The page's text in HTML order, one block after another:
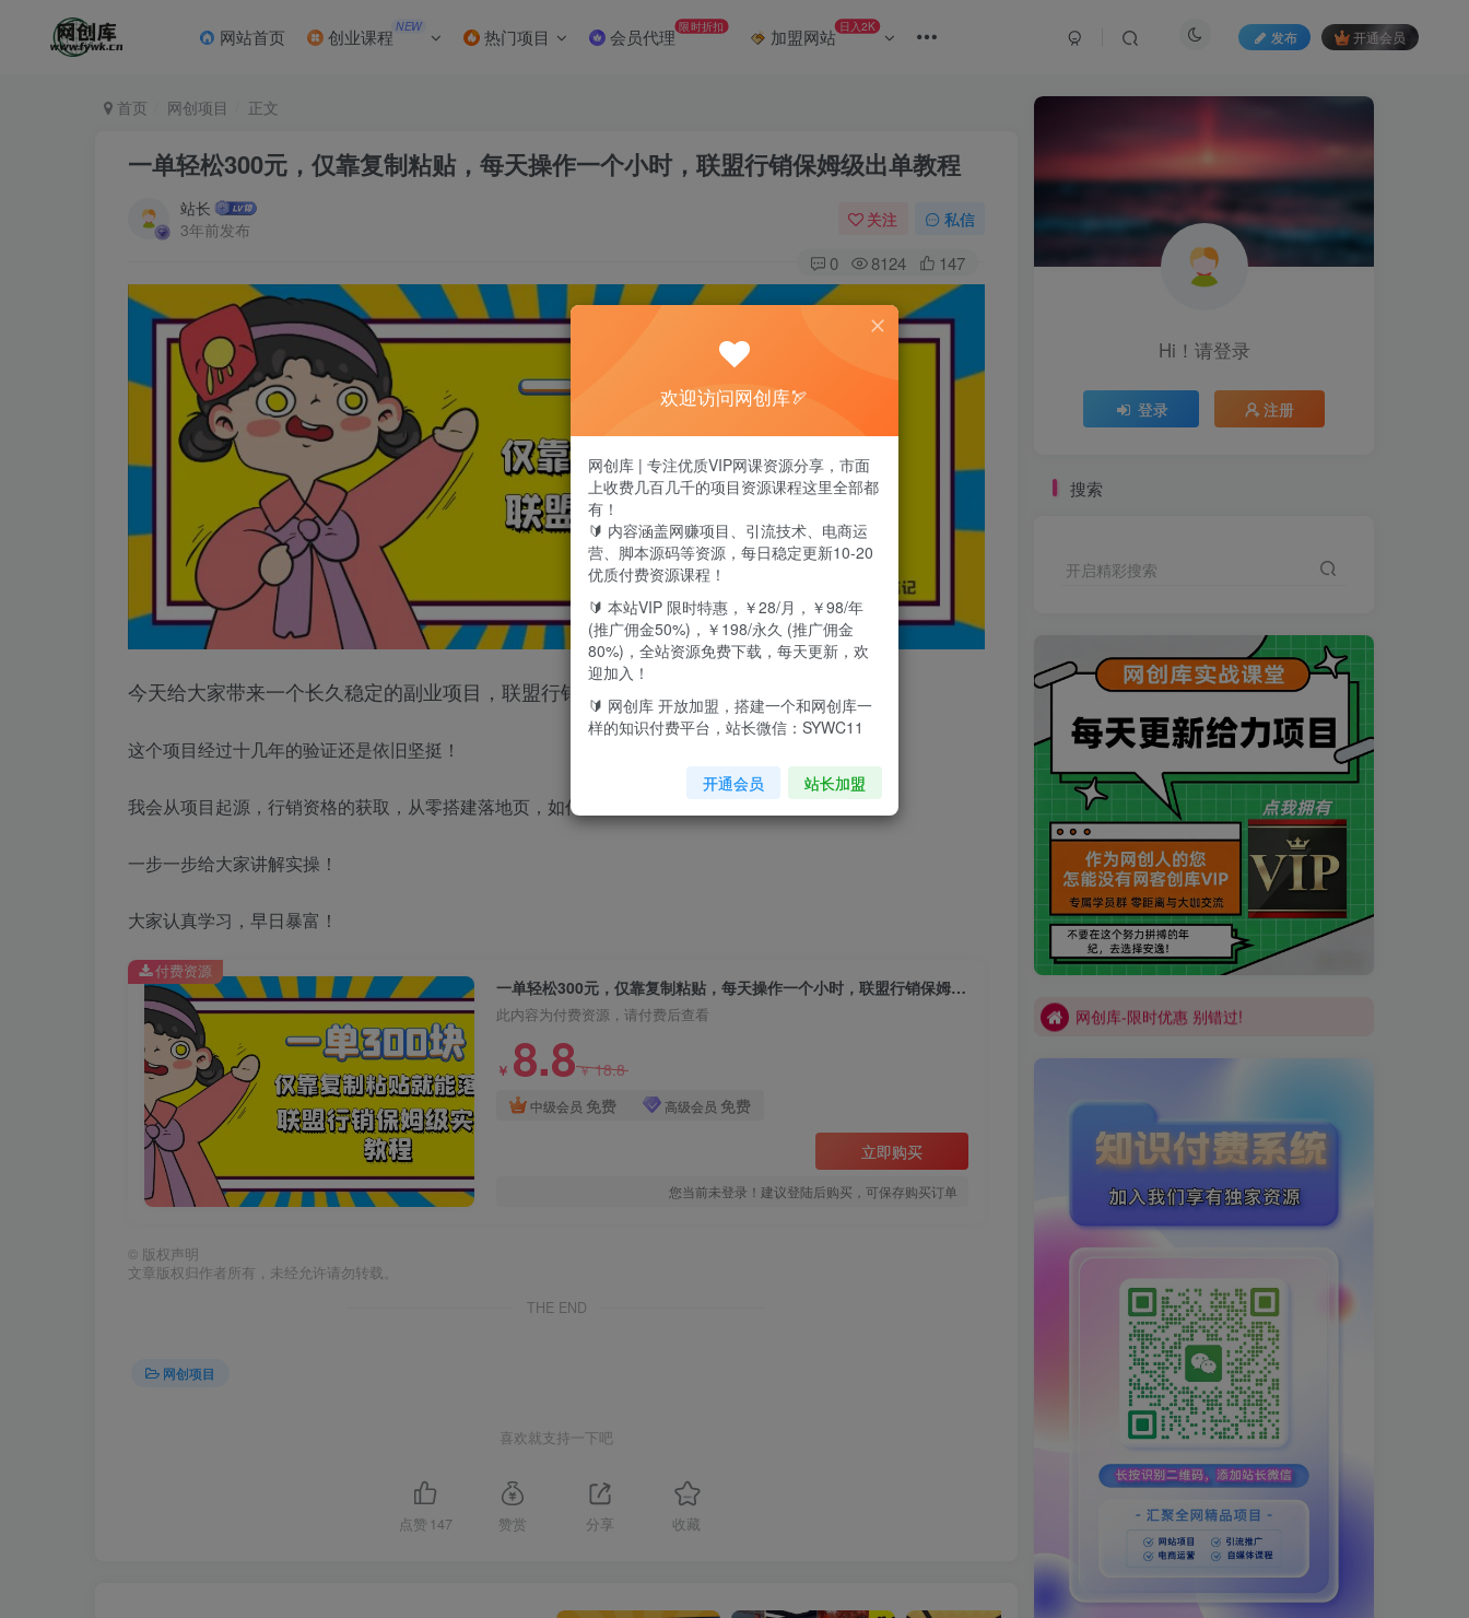
网站首页 创业课程 NEW 热门项目 会员代理 限时折扣 加盟网站 日入2K
发布 开通会员
首页 网创项目 正文
一单轻松300元，仅靠复制粘贴，每天操作一个小时，联盟行销保姆级出单教程
站长
3年前发布
关注 私信
0 8124 147
今天给大家带来一个长久稳定的副业项目，联盟行销！
这个项目经过十几年的验证还是依旧坚挺！
我会从项目起源，行销资格的获取，从零搭建落地页，如何引流。
一步一步给大家讲解实操！
大家认真学习，早日暴富！
一单轻松300元，仅靠复制粘贴，每天操作一个小时，联盟行销保姆级出单教程
此内容为付费资源，请付费后查看
￥ 8.8￥18.8
中级会员 免费 高级会员 免费
立即购买
您当前未登录！建议登陆后购买，可保存购买订单
付费资源
© 版权声明
文章版权归作者所有，未经允许请勿转载。
THE END
网创项目
喜欢就支持一下吧
点赞 147 赞赏 分享 收藏
Hi！请登录
登录 注册
搜索
开启精彩搜索
买VIP会员或加盟商-全年最低价-立即抢额
网创库-限时优惠 别错过!
买VIP会员或加盟商-全年最低价-立即抢额
网创库-限时优惠 别错过!
欢迎访问网创库🏹
网创库 | 专注优质VIP网课资源分享，市面
上收费几百几千的项目资源课程这里全部都
有！
🔰 内容涵盖网赚项目、引流技术、电商运
营、脚本源码等资源，每日稳定更新10-20
优质付费资源课程！
🔰 本站VIP 限时特惠，￥28/月，￥98/年
(推广佣金50%)，￥198/永久 (推广佣金
80%)，全站资源免费下载，每天更新，欢
迎加入！
🔰 网创库 开放加盟，搭建一个和网创库一
样的知识付费平台，站长微信：SYWC11
开通会员 站长加盟